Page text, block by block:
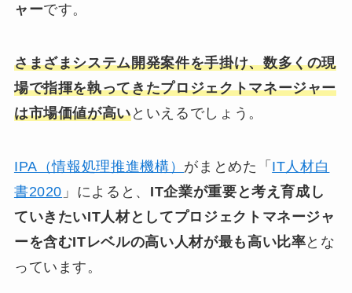
ャーです。
さまざまシステム開発案件を手掛け、数多くの現
場で指揮を執ってきたプロジェクトマネージャー
は市場価値が高いといえるでしょう。
IPA（情報処理推進機構） がまとめた「 IT人材白
書2020 」によると、 IT企業が重要と考え育成し
ていきたいIT人材としてプロジェクトマネージャ
ーを含むITレベルの高い人材が最も高い比率とな
っています。